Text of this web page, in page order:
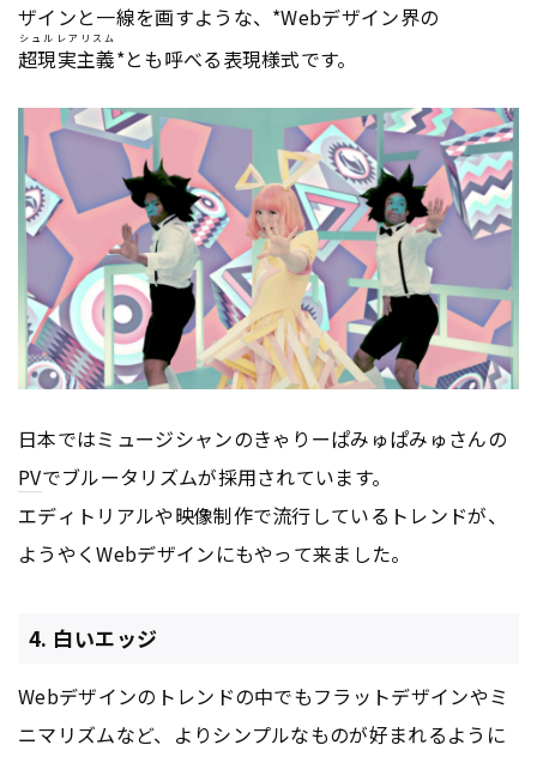
ザインと一線を画すような、*Webデザイン界の
超現実主義
シュルレアリスム
*とも呼べる表現様式です。
日本ではミュージシャンのきゃりーぱみゅぱみゅさんの
PVでブルータリズムが採用されています。
エディトリアルや映像制作で流行しているトレンドが、
ようやくWebデザインにもやって来ました。
4. 白いエッジ
Webデザインのトレンドの中でもフラットデザインやミ
ニマリズムなど、よりシンプルなものが好まれるように